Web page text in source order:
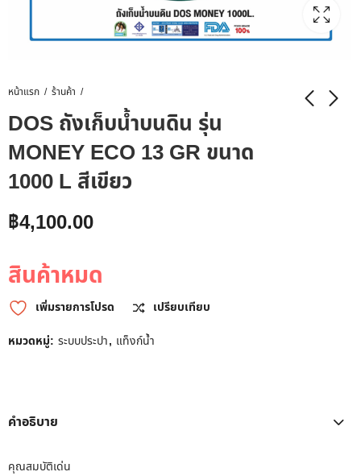
หน้าแรก ร้านค้า
DOS ถังเก็บน้ำบนดิน รุ่น
MONEY ECO 13 GR ขนาด
1000 L สีเขียว
฿4,100.00
สินค้าหมด
เพิ่มรายการโปรด
เปรียบเทียบ
หมวดหมู่: ระบบประปา, แท็งก์น้ำ
คำอธิบาย
คุณสมบัติเด่น